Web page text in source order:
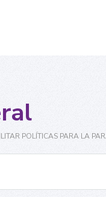
POLÍTICAS PARA LA